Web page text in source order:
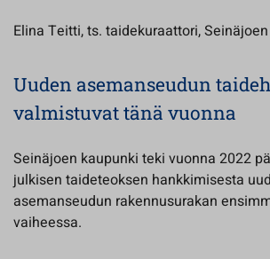
Elina Teitti, ts. taidekuraattori,
Uuden asemanseudun
valmistuvat tänä vuonna
Seinäjoen kaupunki teki vuonna 2022
julkisen taideteoksen hankkimisesta
asemanseudun rakennusurakan
vaiheessa.